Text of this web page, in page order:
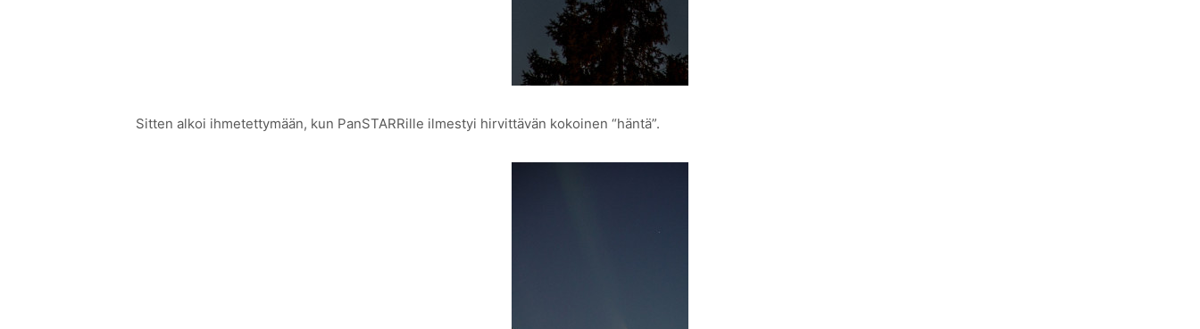
Sitten alkoi ihmetettymään, kun PanSTARRille ilmestyi hirvittävän kokoinen “häntä”.